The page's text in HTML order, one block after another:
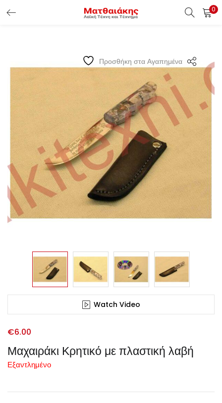
0
Προσθήκη στα Αγαπημένα
Watch Video
Μαχαιράκι Κρητικό με πλαστική λαβή
€6.00
Εξαντλημένο
ΕΊΣΟΔΟΣ ΠΕΛΑΤΏΝ
Υπενθύμιση κωδικού
Είσοδος Πελατών
Χάσατε τον κωδικό σας ?